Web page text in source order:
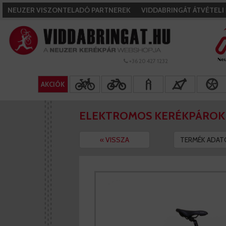
NEUZER VISZONTELADÓ PARTNEREK VIDDABRINGÁT
+36 20 427 1232
AKCIÓK
ELEKTROMOS KERÉKPÁROK
« VISSZA TERMÉK